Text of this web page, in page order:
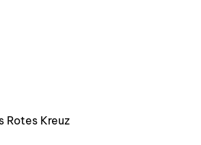
Rotes Kreuz